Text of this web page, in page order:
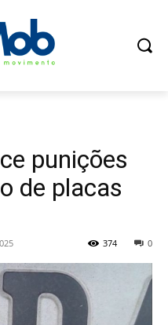
punições
de placas
0
374